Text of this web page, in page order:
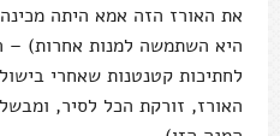
את האורז הזה אמא היתה
היא השתמשה למנות אחרות) –
לחתיכות קטנטנות שאחרי
האורז, זורקת הכל לסיר,